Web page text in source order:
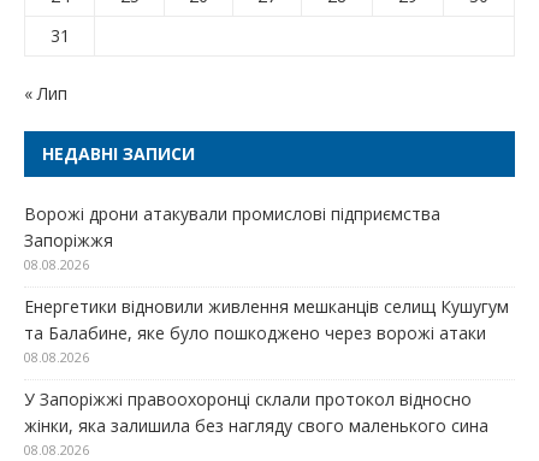
31
« Лип
НЕДАВНІ ЗАПИСИ
Ворожі дрони атакували промислові підприємства
Запоріжжя
08.08.2026
Енергетики відновили живлення мешканців селищ Кушугум
та Балабине, яке було пошкоджено через ворожі атаки
08.08.2026
У Запоріжжі правоохоронці склали протокол відносно
жінки, яка залишила без нагляду свого маленького сина
08.08.2026